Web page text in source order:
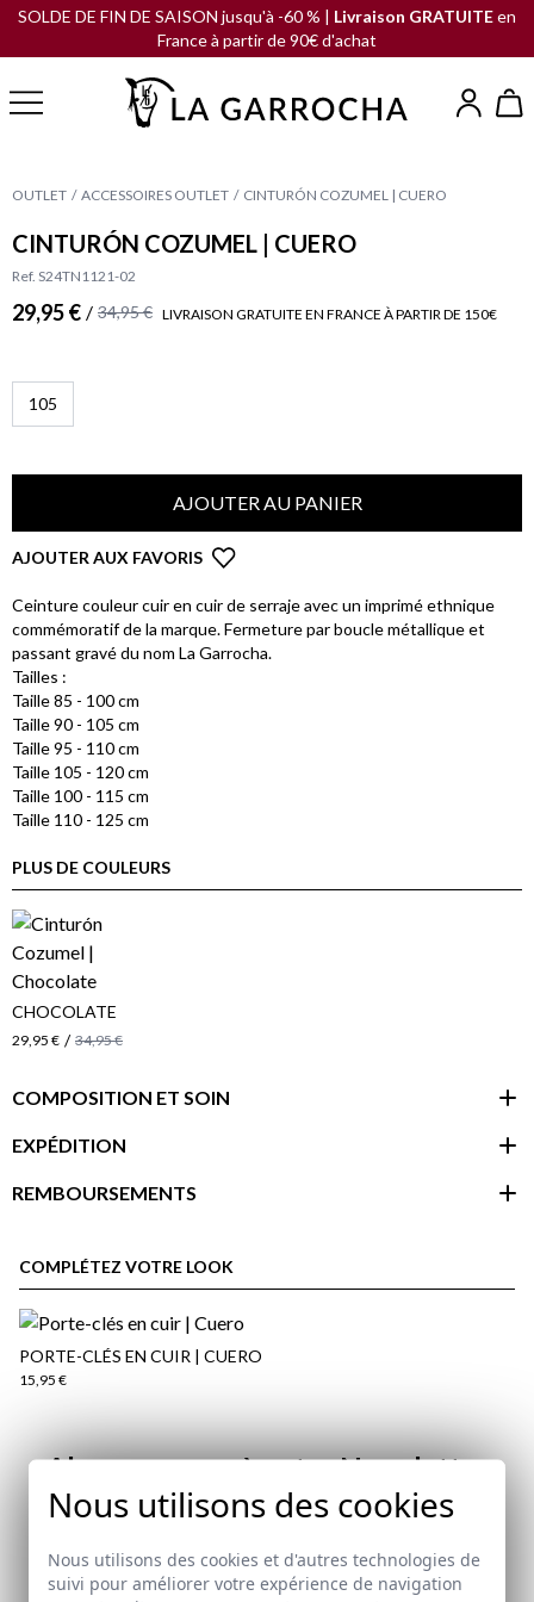
SOLDE DE FIN DE SAISON jusqu'à -60 % | Livraison GRATUITEen
France à partir de 90€ d'achat
OUTLET ACCESSOIRES OUTLET CINTURÓN COZUMEL | CUERO
CINTURÓN COZUMEL | CUERO
Ref. S24TN1121-02
29,95 € / 34,95 € LIVRAISON GRATUITE EN FRANCE À PARTIR DE 150€
105
AJOUTER AU PANIER
AJOUTER AUX FAVORIS
Ceinture couleur cuir en cuir de serraje avec un imprimé ethnique
commémoratif de la marque. Fermeture par boucle métallique et
passant gravé du nom La Garrocha.
Tailles :
Taille 85 - 100 cm
Taille 90 - 105 cm
Taille 95 - 110 cm
Taille 105 - 120 cm
Taille 100 - 115 cm
Taille 110 - 125 cm
PLUS DE COULEURS
CHOCOLATE
29,95 € / 34,95 €
COMPOSITION ET SOIN
EXPÉDITION
Politique d'expédition
REMBOURSEMENTS
ici
COMPLÉTEZ VOTRE LOOK
PORTE-CLÉS EN CUIR | CUERO
15,95 €
Abonnez-vous à notre Newsletter
Email
Nous utilisons des cookies
Nous utilisons des cookies et d'autres technologies de
suivi pour améliorer votre expérience de navigation